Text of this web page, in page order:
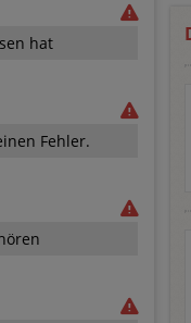
hat
Fehler.